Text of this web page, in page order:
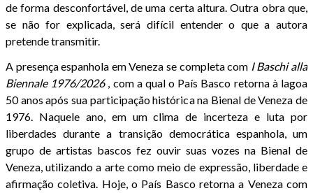
de forma desconfortável, de uma certa altura. Outra obra que,
se não for explicada, será difícil entender o que a autora
pretende transmitir.
A presença espanhola em Veneza se completa com I Baschi alla
Biennale 1976/2026, com a qual o País Basco retorna à lagoa
50 anos após sua participação histórica na Bienal de Veneza de
1976. Naquele ano, em um clima de incerteza e luta por
liberdades durante a transição democrática espanhola, um
grupo de artistas bascos fez ouvir suas vozes na Bienal de
Veneza, utilizando a arte como meio de expressão, liberdade e
afirmação coletiva. Hoje, o País Basco retorna a Veneza com